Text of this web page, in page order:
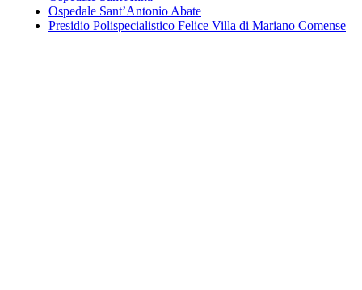
Ospedale Sant’Antonio Abate
Presidio Polispecialistico Felice Villa di Mariano Comense